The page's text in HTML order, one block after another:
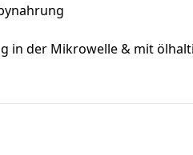
in der Mikrowelle & mit